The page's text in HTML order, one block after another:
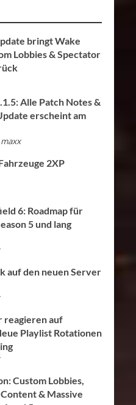
bringt Wake
Lobbies & Spectator
Alle Patch Notes &
erscheint am
maxx
2XP
6: Roadmap für
5 und lang
auf den neuen Server
reagieren auf
Playlist Rotationen
Custom Lobbies,
& Massive